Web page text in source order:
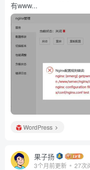
有www...
WordPress
果子扬
3个月前更新 27次